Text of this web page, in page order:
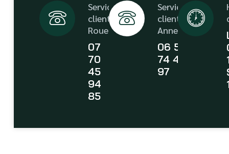
Service
client
Rouen
07
70
45
94
85
Service
client
Annecy
06 58
74 43
97